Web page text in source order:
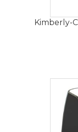
Kimberly-